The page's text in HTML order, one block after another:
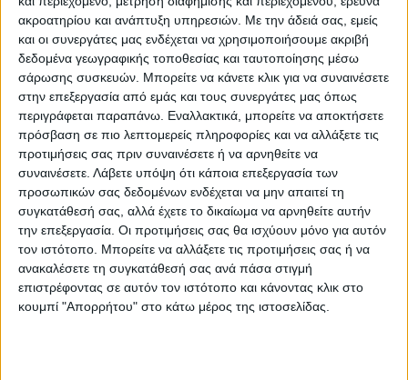
ακροατηρίου και ανάπτυξη υπηρεσιών. Με την άδειά σας, εμείς
και οι συνεργάτες μας ενδέχεται να χρησιμοποιήσουμε ακριβή
δεδομένα γεωγραφικής τοποθεσίας και ταυτοποίησης μέσω
σάρωσης συσκευών. Μπορείτε να κάνετε κλικ για να συναινέσετε
στην επεξεργασία από εμάς και τους συνεργάτες μας όπως
περιγράφεται παραπάνω. Εναλλακτικά, μπορείτε να αποκτήσετε
πρόσβαση σε πιο λεπτομερείς πληροφορίες και να αλλάξετε τις
προτιμήσεις σας πριν συναινέσετε ή να αρνηθείτε να
συναινέσετε. Λάβετε υπόψη ότι κάποια επεξεργασία των
προσωπικών σας δεδομένων ενδέχεται να μην απαιτεί τη
συγκατάθεσή σας, αλλά έχετε το δικαίωμα να αρνηθείτε αυτήν
την επεξεργασία. Οι προτιμήσεις σας θα ισχύουν μόνο για αυτόν
τον ιστότοπο. Μπορείτε να αλλάξετε τις προτιμήσεις σας ή να
ανακαλέσετε τη συγκατάθεσή σας ανά πάσα στιγμή
επιστρέφοντας σε αυτόν τον ιστότοπο και κάνοντας κλικ στο
κουμπί "Απορρήτου" στο κάτω μέρος της ιστοσελίδας.
έχει καταβληθεί η 1η δόση και μάλιστα με
το σύστημα της προκαταβολής για τους
περίπου 700.000 περσινούς δικαιούχους, οι
οποίοι θα λάβουν ακριβώς το ίδιο ποσό που
πήραν και πέρσι.
Ως το τέλος Δεκεμβρίου θα γίνει και η 2η
πληρωμή, στους νέους αλλά και στους
παλιούς δικαιούχους, που θα έχουν
μεγαλύτερης αξίας τιμολόγια από αυτά που
πληρώθηκαν ως προκαταβολή. Με
δεδομένο ότι η υποβολή των τιμολογίων θα
γίνει ως το Μάρτιο- Απρίλιο του 2022,